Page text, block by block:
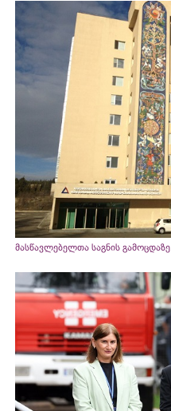
მასწავლებელთა საგნის